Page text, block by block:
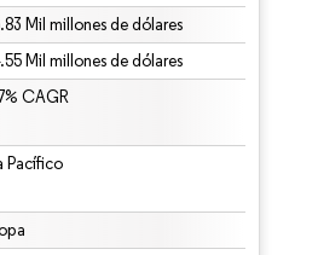
Mil millones de dólares
Mil millones de dólares
CAGR
Pacífico